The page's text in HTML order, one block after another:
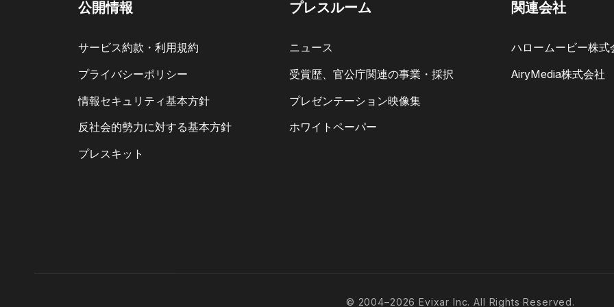
公開情報
サービス約款・利用規約
プライバシーポリシー
情報セキュリティ基本方針
反社会的勢力に対する基本方針
プレスキット
プレスルーム
ニュース
受賞歴、官公庁関連の事業・採択
プレゼンテーション映像集
ホワイトペーパー
関連会社
ハロームービー株式
AiryMedia株式会社
© 2004–2026 Evixar Inc. All Rights Reserved.